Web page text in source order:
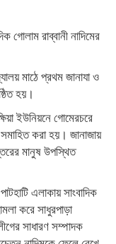
গোলাম রাব্বানী নাদিমের
মাঠে প্রথম জানাযা ও
হয়।
ইউনিয়নে গোমেরচরে
সমাহিত করা হয়। জানাজায়
মানুষ উপস্থিত
এলাকায় সাংবাদিক
করে সাধুরপাড়া
সাধারণ সম্পাদক